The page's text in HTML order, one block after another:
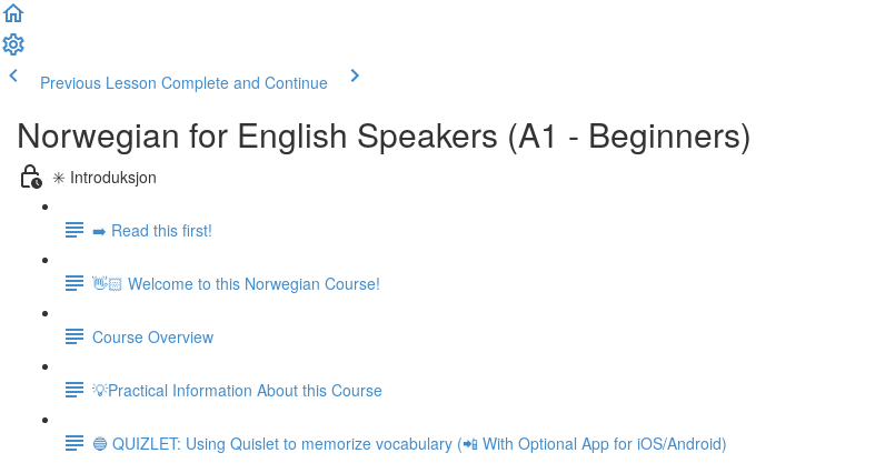
Previous Lesson Complete and Continue
Norwegian for English Speakers (A1 - Beginners)
✳️ Introduksjon
➡️ Read this first!
👋🏻 Welcome to this Norwegian Course!
Course Overview
💡Practical Information About this Course
🔵 QUIZLET: Using Quislet to memorize vocabulary (📲 With Optional App for iOS/Android)